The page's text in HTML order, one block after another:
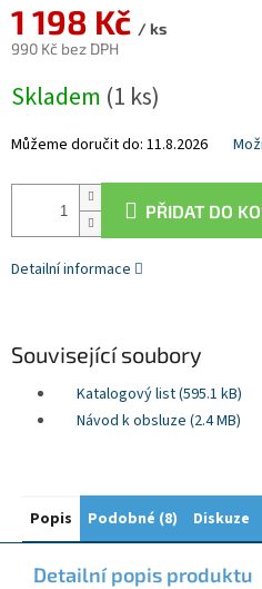
1 198 Kč / ks
990 Kč bez DPH
cena:
Skladem (1 ks)
Můžeme doručit do: 11.8.2026
PŘIDAT DO
Detailní informace
Související soubory
Katalogový list (595.1 kB)
Návod k obsluze (2.4 MB)
Popis Podobné (8) Diskuze
Detailní popis produktu